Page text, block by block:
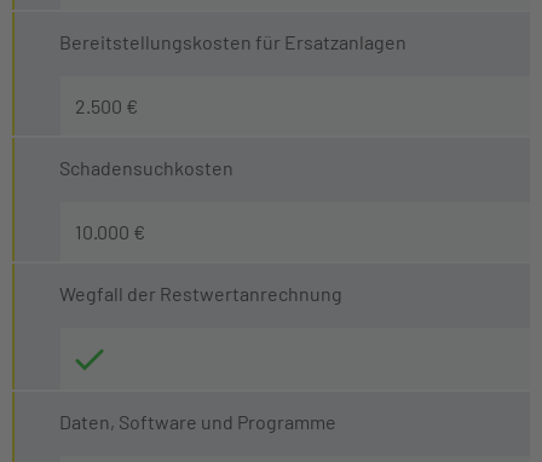
Bereitstellungskosten für Ersatzanlagen
2.500 €
Schadensuchkosten
10.000 €
Wegfall der Restwertanrechnung
Daten, Software und Programme